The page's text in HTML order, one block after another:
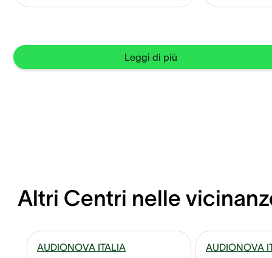
Leggi di più
Altri Centri nelle
AUDIONOVA ITALIA AUDIONOVA